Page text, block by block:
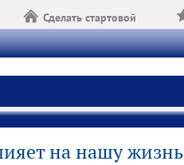
Сделать стартовой
на нашу жизнь